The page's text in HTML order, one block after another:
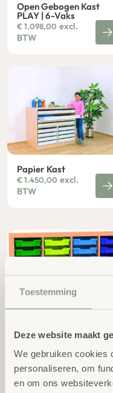
Toestemming
Deze website maakt
We gebruiken cookies
personaliseren, om
en om ons
Open Gebogen Kast
PLAY | 6-Vaks
€1.098,00 excl.
BTW
Papier Kast
€1.450,00 excl.
BTW
Kast 4 Rijen
BTW